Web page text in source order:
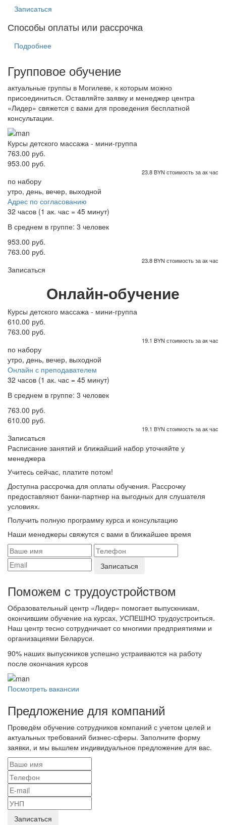
Записаться
Способы оплаты или рассрочка
Подробнее
Групповое обучение
актуальные группы в Могилеве, к которым можно
присоединиться. Оставляйте заявку и менеджер центра
«Лидер» свяжется с вами для проведения бесплатной
консультации.
Курсы детского массажа - мини-группа
763.00 руб.
953.00 руб.
23.8 BYN стоимость за ак час
по набору
утро, день, вечер, выходной
Адрес по согласованию
32 часов (1 ак. час = 45 минут)
В среднем в группе: 3 человек
953.00 руб.
763.00 руб.
23.8 BYN стоимость за ак час
Записаться
Онлайн-обучение
Курсы детского массажа - мини-группа
610.00 руб.
763.00 руб.
19.1 BYN стоимость за ак час
по набору
утро, день, вечер, выходной
Онлайн с преподавателем
32 часов (1 ак. час = 45 минут)
В среднем в группе: 3 человек
763.00 руб.
610.00 руб.
19.1 BYN стоимость за ак час
Записаться
Расписание занятий и ближайший набор уточняйте у
менеджера
Учитесь сейчас, платите потом!
Доступна рассрочка для оплаты обучения. Рассрочку
предоставляют банки-партнер на выгодных для слушателя
условиях.
Получить полную программу курса и консультацию
Наши менеджеры свяжутся с вами в ближайшее время
Поможем с трудоустройcтвом
Образовательный центр «Лидер» помогает выпускникам,
окончившим обучение на курсах, УСПЕШНО трудоустроиться.
Наш центр тесно сотрудничает со многими предприятиями и
организациями Беларуси.
90% наших выпускников успешно устраиваются на работу
после окончания курсов
Посмотреть вакансии
Предложение для компаний
Проведём обучение сотрудников компаний с учетом целей и
актуальных требований бизнес-сферы. Заполните форму
заявки, и мы вышлем индивидуальное предложение для вас.